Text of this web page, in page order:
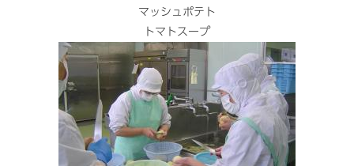
マッシュポテト
トマトスープ